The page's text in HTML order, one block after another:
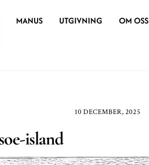
MANUS UTGIVNING OM OSS
10 DECEMBER, 2025
island